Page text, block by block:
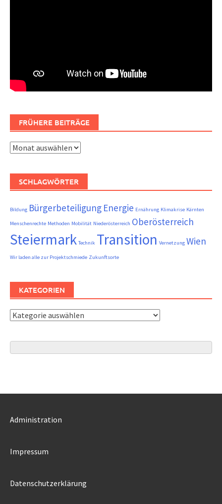
FRÜHERE BEITRÄGE
Frühere
SCHLAGWÖRTER
Bildung Bürgerbeteiligung Energie Ernährung Klimakrise Kärnten
Menschenrechte Methoden Mobilität Niederösterreich Oberösterreich
Steiermark Technik Transition Vernetzung Wien
Wir laden alle zur Projektschmiede Zukunftsorte
KATEGORIEN
Kategorien
Administration
Impressum
Datenschutzerklärung